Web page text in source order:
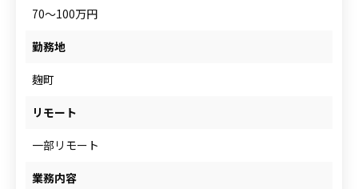
70～100万円
勤務地
麹町
リモート
一部リモート
業務内容